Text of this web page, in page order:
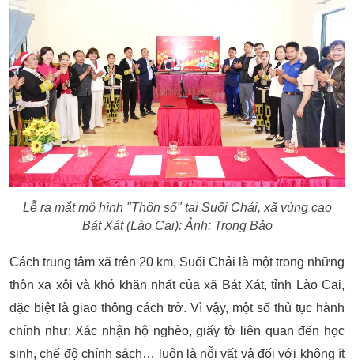
Lễ ra mắt mô hình "Thôn số" tại Suối Chải, xã vùng cao
Bát Xát (Lào Cai): Ảnh: Trọng Bảo
Cách trung tâm xã trên 20 km, Suối Chải là một trong những
thôn xa xôi và khó khăn nhất của xã Bát Xát, tỉnh Lào Cai,
đặc biệt là giao thông cách trở. Vì vậy, một số thủ tục hành
chính như: Xác nhận hộ nghèo, giấy tờ liên quan đến học
sinh, chế độ chính sách… luôn là nỗi vất vả đối với không ít